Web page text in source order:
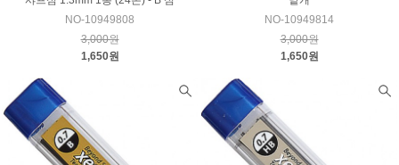
NO-10949808
3,000원
1,650원
NO-10949814
3,000원
1,650원